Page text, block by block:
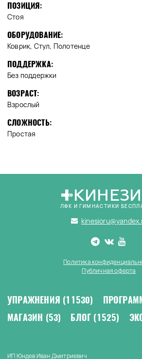
ПОЗИЦИЯ:
Стоя
ОБОРУДОВАНИЕ:
Коврик, Стул, Полотенце
ПОДДЕРЖКА:
Без поддержки
ВОЗРАСТ:
Взрослый
СЛОЖНОСТЬ:
Простая
ЛФК И ГИМНАСТИКИ
Политика
Публичная оферта
УПРАЖНЕНИЯ (11530)
МАГАЗИН (53) БЛОГ (1525)
ИП Юндев Иван Дмитриевич